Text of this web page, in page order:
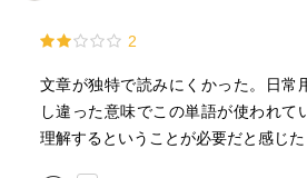
2
文章が独特で読みにくかった。日常
し違った意味でこの単語が使われて
理解するということが必要だと感じた